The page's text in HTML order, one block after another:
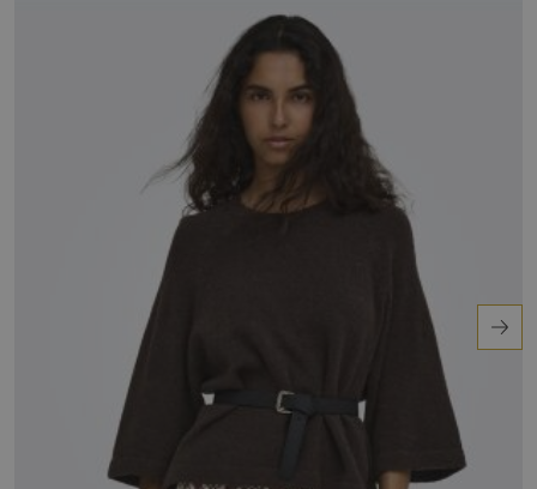
investering dankzij de hoogwaardige
afwerking en tijdloze kleur.
Veelgestelde vraag: Is deze trui geschikt voor
dagelijks gebruik en welk seizoen?
Ja, deze trui is ideaal voor dagelijks gebruik in de
winter. Combineer hem met een lange rok of
jeans voor een comfortabele en stijlvolle look.
Verwen jezelf vandaag nog.